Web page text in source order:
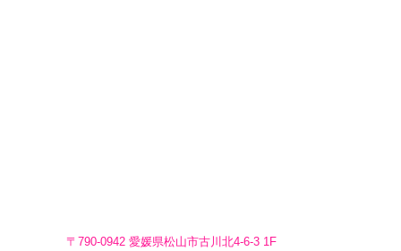
〒790-0942 愛媛県松山市古川北4-6-3 1F